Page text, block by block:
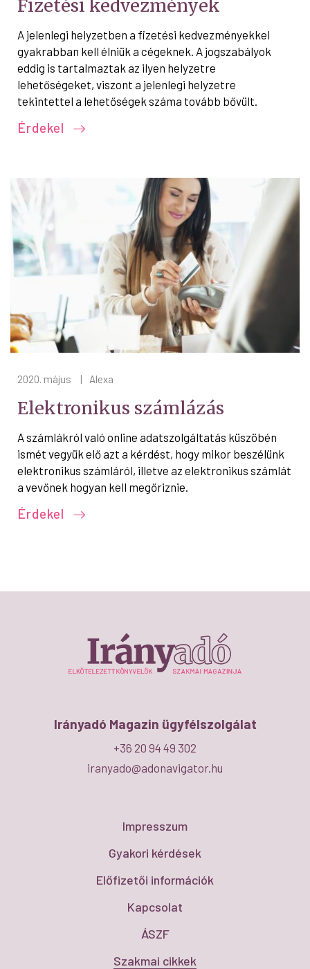
Fizetési kedvezmények
A jelenlegi helyzetben a fizetési kedvezményekkel
gyakrabban kell élniük a cégeknek. A jogszabályok
eddig is tartalmaztak az ilyen helyzetre
lehetőségeket, viszont a jelenlegi helyzetre
tekintettel a lehetőségek száma tovább bővült.
Érdekel
2020. május | Alexa
Elektronikus számlázás
A számlákról való online adatszolgáltatás küszöbén
ismét vegyük elő azt a kérdést, hogy mikor beszélünk
elektronikus számláról, illetve az elektronikus számlát
a vevőnek hogyan kell megőriznie.
Érdekel
Irányadó Magazin ügyfélszolgálat
+36 20 94 49 302
iranyado@adonavigator.hu
Impresszum
Gyakori kérdések
Előfizetői információk
Kapcsolat
ÁSZF
Szakmai cikkek